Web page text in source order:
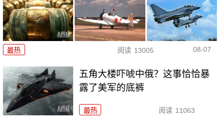
最热 阅读 13005 08-07
五角大楼吓唬中俄？这事恰恰暴
露了美军的底裤
最热 阅读 11063